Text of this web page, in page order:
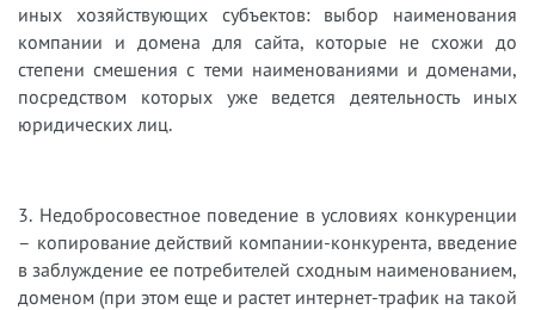
иных хозяйствующих субъектов: выбор наименования
компании и домена для сайта, которые не схожи до
степени смешения с теми наименованиями и доменами,
посредством которых уже ведется деятельность иных
юридических лиц.
3. Недобросовестное поведение в условиях конкуренции
– копирование действий компании-конкурента, введение
в заблуждение ее потребителей сходным наименованием,
доменом (при этом еще и растет интернет-трафик на такой